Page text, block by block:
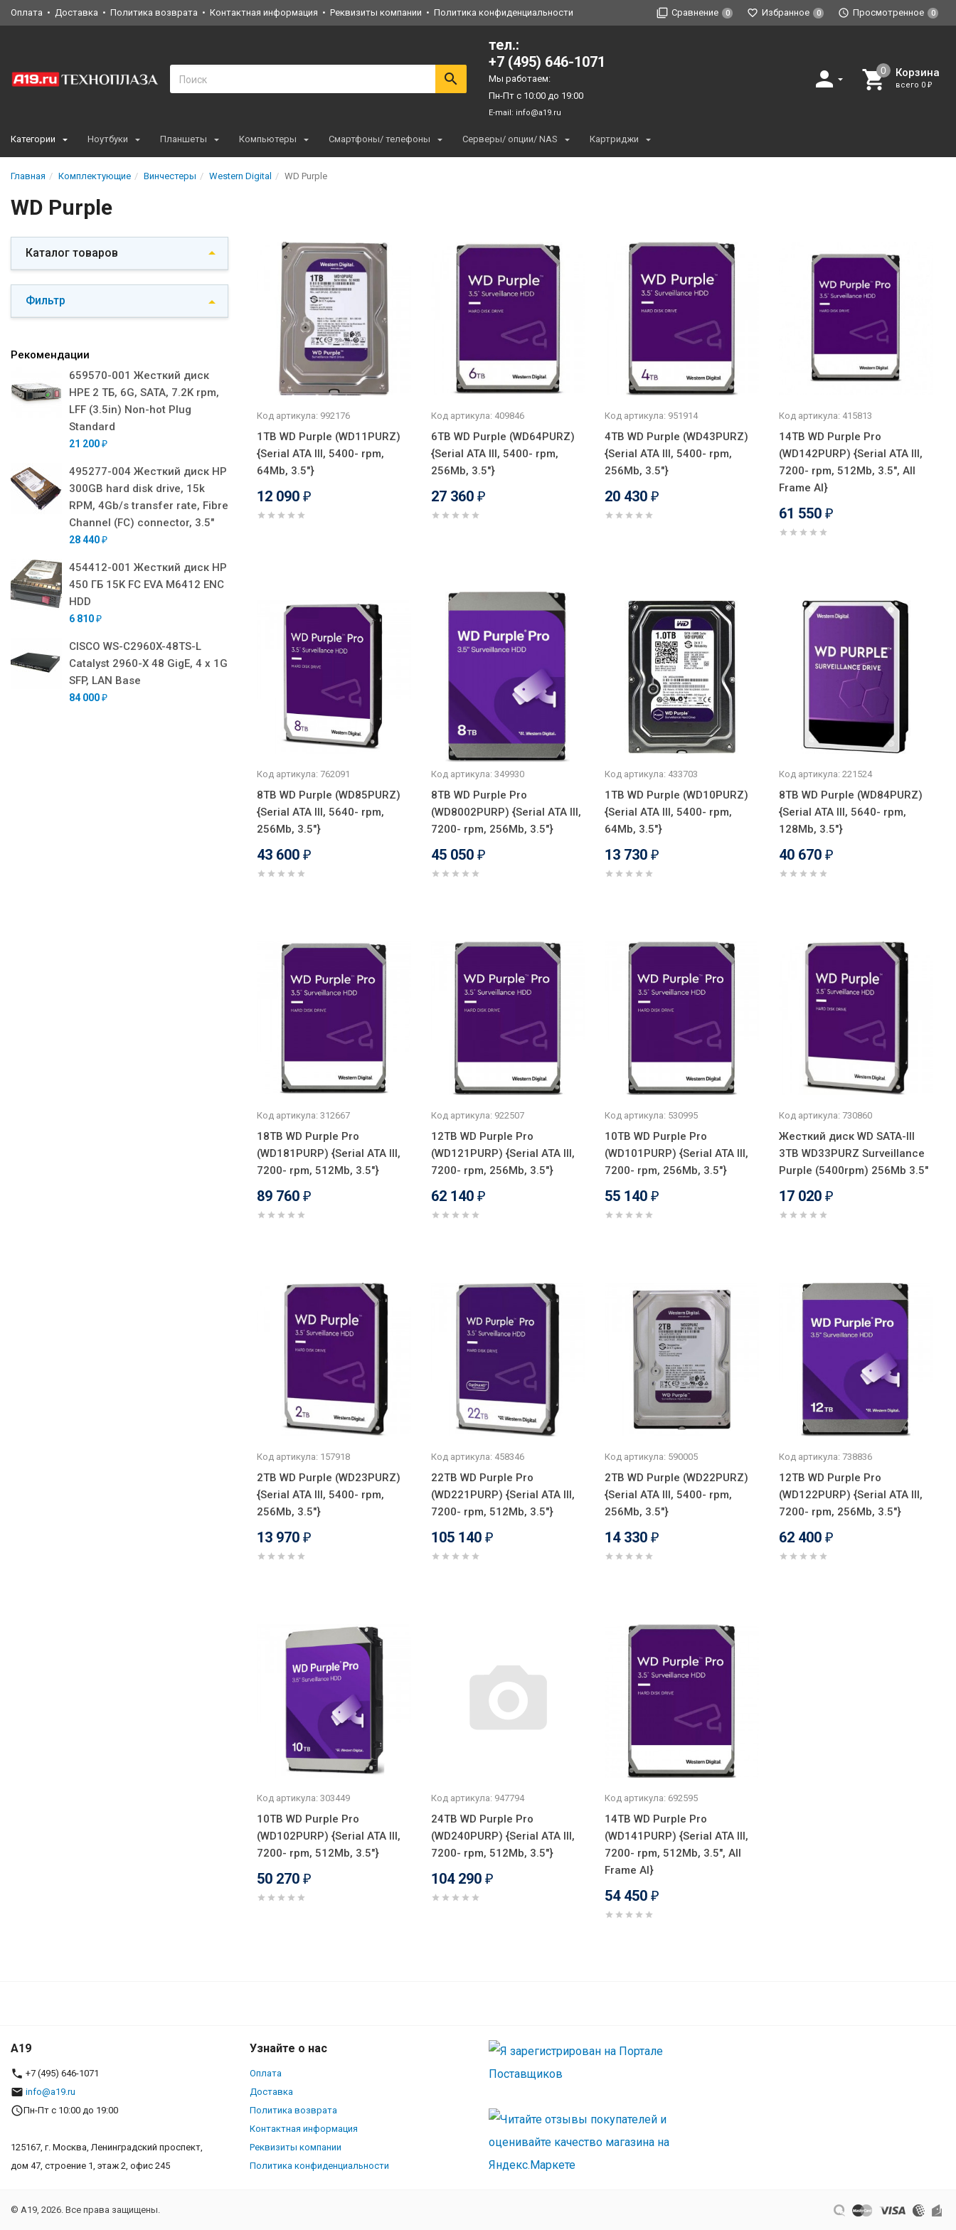
Оплата Доставка Политика возврата Контактная информация Реквизиты компании Политика конфиденциальности Сравнение 0 Избранное 0 Просмотренное 0
тел.:
+7 (495) 646-1071
Мы работаем:
Пн-Пт с 10:00 до 19:00
E-mail: info@a19.ru
Корзина
всего 0 ₽
Категории Ноутбуки Планшеты Компьютеры Смартфоны/ телефоны Серверы/ опции/ NAS Картриджи
Главная Комплектующие Винчестеры Western Digital WD Purple
WD Purple
Каталог товаров
Фильтр
Рекомендации
659570-001 Жесткий диск
HPE 2 ТБ, 6G, SATA, 7.2K rpm,
LFF (3.5in) Non-hot Plug
Standard
21 200 ₽
495277-004 Жесткий диск HP
300GB hard disk drive, 15k
RPM, 4Gb/s transfer rate, Fibre
Channel (FC) connector, 3.5"
28 440 ₽
454412-001 Жесткий диск HP
450 ГБ 15K FC EVA M6412 ENC
HDD
6 810 ₽
CISCO WS-C2960X-48TS-L
Catalyst 2960-X 48 GigE, 4 x 1G
SFP, LAN Base
84 000 ₽
Код артикула: 992176
1TB WD Purple (WD11PURZ)
{Serial ATA III, 5400- rpm,
64Mb, 3.5"}
12 090 ₽
Код артикула: 409846
6TB WD Purple (WD64PURZ)
{Serial ATA III, 5400- rpm,
256Mb, 3.5"}
27 360 ₽
Код артикула: 951914
4TB WD Purple (WD43PURZ)
{Serial ATA III, 5400- rpm,
256Mb, 3.5"}
20 430 ₽
Код артикула: 415813
14TB WD Purple Pro
(WD142PURP) {Serial ATA III,
7200- rpm, 512Mb, 3.5", All
Frame AI}
61 550 ₽
Код артикула: 762091
8TB WD Purple (WD85PURZ)
{Serial ATA III, 5640- rpm,
256Mb, 3.5"}
43 600 ₽
Код артикула: 349930
8TB WD Purple Pro
(WD8002PURP) {Serial ATA III,
7200- rpm, 256Mb, 3.5"}
45 050 ₽
Код артикула: 433703
1TB WD Purple (WD10PURZ)
{Serial ATA III, 5400- rpm,
64Mb, 3.5"}
13 730 ₽
Код артикула: 221524
8TB WD Purple (WD84PURZ)
{Serial ATA III, 5640- rpm,
128Mb, 3.5"}
40 670 ₽
Код артикула: 312667
18TB WD Purple Pro
(WD181PURP) {Serial ATA III,
7200- rpm, 512Mb, 3.5"}
89 760 ₽
Код артикула: 922507
12TB WD Purple Pro
(WD121PURP) {Serial ATA III,
7200- rpm, 256Mb, 3.5"}
62 140 ₽
Код артикула: 530995
10TB WD Purple Pro
(WD101PURP) {Serial ATA III,
7200- rpm, 256Mb, 3.5"}
55 140 ₽
Код артикула: 730860
Жесткий диск WD SATA-III
3TB WD33PURZ Surveillance
Purple (5400rpm) 256Mb 3.5"
17 020 ₽
Код артикула: 157918
2TB WD Purple (WD23PURZ)
{Serial ATA III, 5400- rpm,
256Mb, 3.5"}
13 970 ₽
Код артикула: 458346
22TB WD Purple Pro
(WD221PURP) {Serial ATA III,
7200- rpm, 512Mb, 3.5"}
105 140 ₽
Код артикула: 590005
2TB WD Purple (WD22PURZ)
{Serial ATA III, 5400- rpm,
256Mb, 3.5"}
14 330 ₽
Код артикула: 738836
12TB WD Purple Pro
(WD122PURP) {Serial ATA III,
7200- rpm, 256Mb, 3.5"}
62 400 ₽
Код артикула: 303449
10TB WD Purple Pro
(WD102PURP) {Serial ATA III,
7200- rpm, 512Mb, 3.5"}
50 270 ₽
Код артикула: 947794
24TB WD Purple Pro
(WD240PURP) {Serial ATA III,
7200- rpm, 512Mb, 3.5"}
104 290 ₽
Код артикула: 692595
14TB WD Purple Pro
(WD141PURP) {Serial ATA III,
7200- rpm, 512Mb, 3.5", All
Frame AI}
54 450 ₽
A19
+7 (495) 646-1071
info@a19.ru
Пн-Пт с 10:00 до 19:00
125167, г. Москва, Ленинградский проспект,
дом 47, строение 1, этаж 2, офис 245
Узнайте о нас
Оплата
Доставка
Политика возврата
Контактная информация
Реквизиты компании
Политика конфиденциальности
© A19, 2026. Все права защищены.